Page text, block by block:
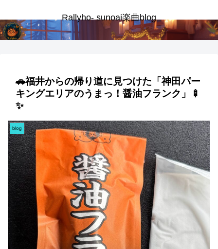
Rallyho- sunoai楽曲blog
🚗福井からの帰り道に見つけた「神田パー
キングエリアのうまっ！醤油フランク」🍢
✨
blog